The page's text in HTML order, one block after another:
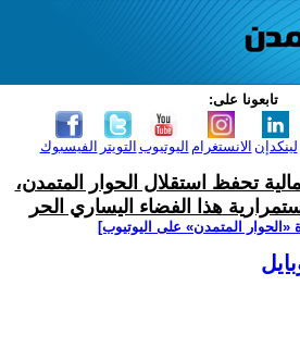
تابعونا على:
الفيسبوك التويتر اليوتيوب الانستغرام لينكدإن
تحفظ استقلال الحوار المتمدن،
هذا الفضاء اليساري الحر
المتمدن» على اليوتيوب]